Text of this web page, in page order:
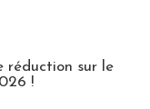
réduction sur le
!